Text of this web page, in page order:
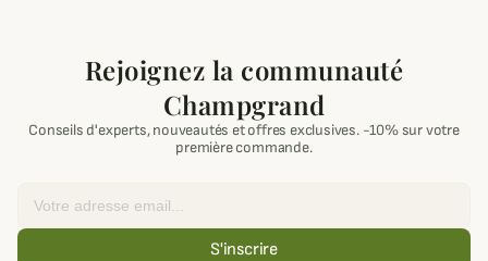
Rejoignez la communauté
Champgrand
Conseils d'experts, nouveautés et offres exclusives. -10% sur votre
première commande.
S'inscrire